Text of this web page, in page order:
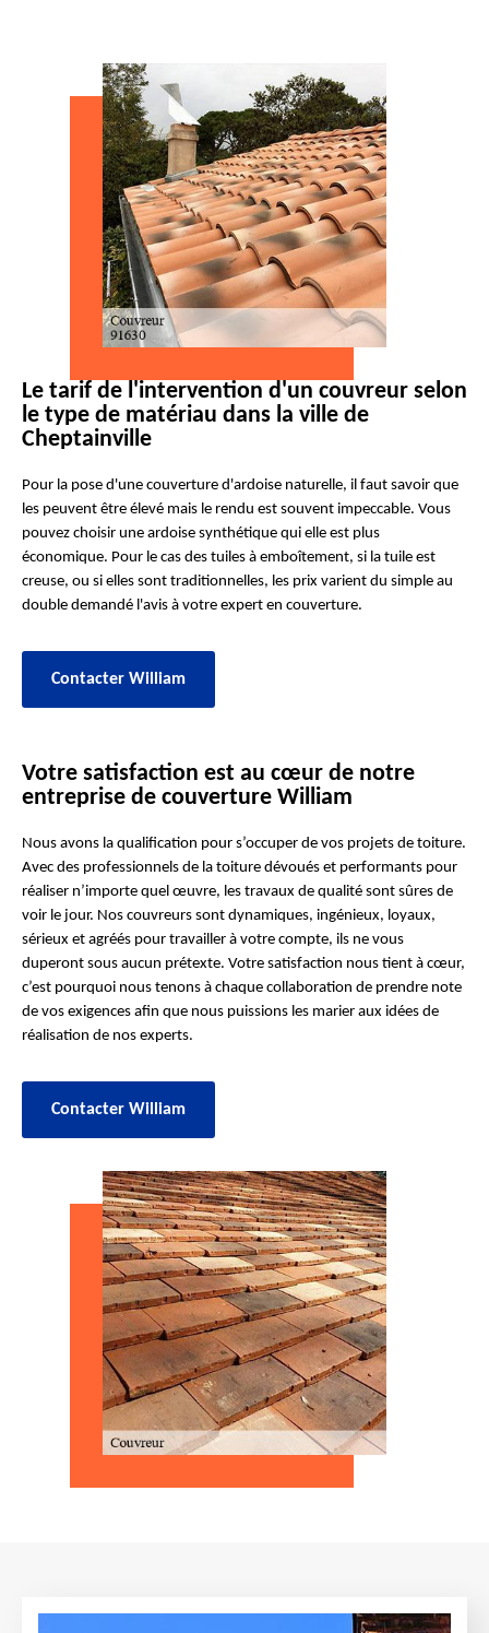
Le tarif de l'intervention d'un couvreur selon
le type de matériau dans la ville de
Cheptainville
Pour la pose d'une couverture d'ardoise naturelle, il faut savoir que
les peuvent être élevé mais le rendu est souvent impeccable. Vous
pouvez choisir une ardoise synthétique qui elle est plus
économique. Pour le cas des tuiles à emboîtement, si la tuile est
creuse, ou si elles sont traditionnelles, les prix varient du simple au
double demandé l'avis à votre expert en couverture.
Contacter William
Votre satisfaction est au cœur de notre
entreprise de couverture William
Nous avons la qualification pour s’occuper de vos projets de toiture.
Avec des professionnels de la toiture dévoués et performants pour
réaliser n’importe quel œuvre, les travaux de qualité sont sûres de
voir le jour. Nos couvreurs sont dynamiques, ingénieux, loyaux,
sérieux et agréés pour travailler à votre compte, ils ne vous
duperont sous aucun prétexte. Votre satisfaction nous tient à cœur,
c’est pourquoi nous tenons à chaque collaboration de prendre note
de vos exigences afin que nous puissions les marier aux idées de
réalisation de nos experts.
Contacter William